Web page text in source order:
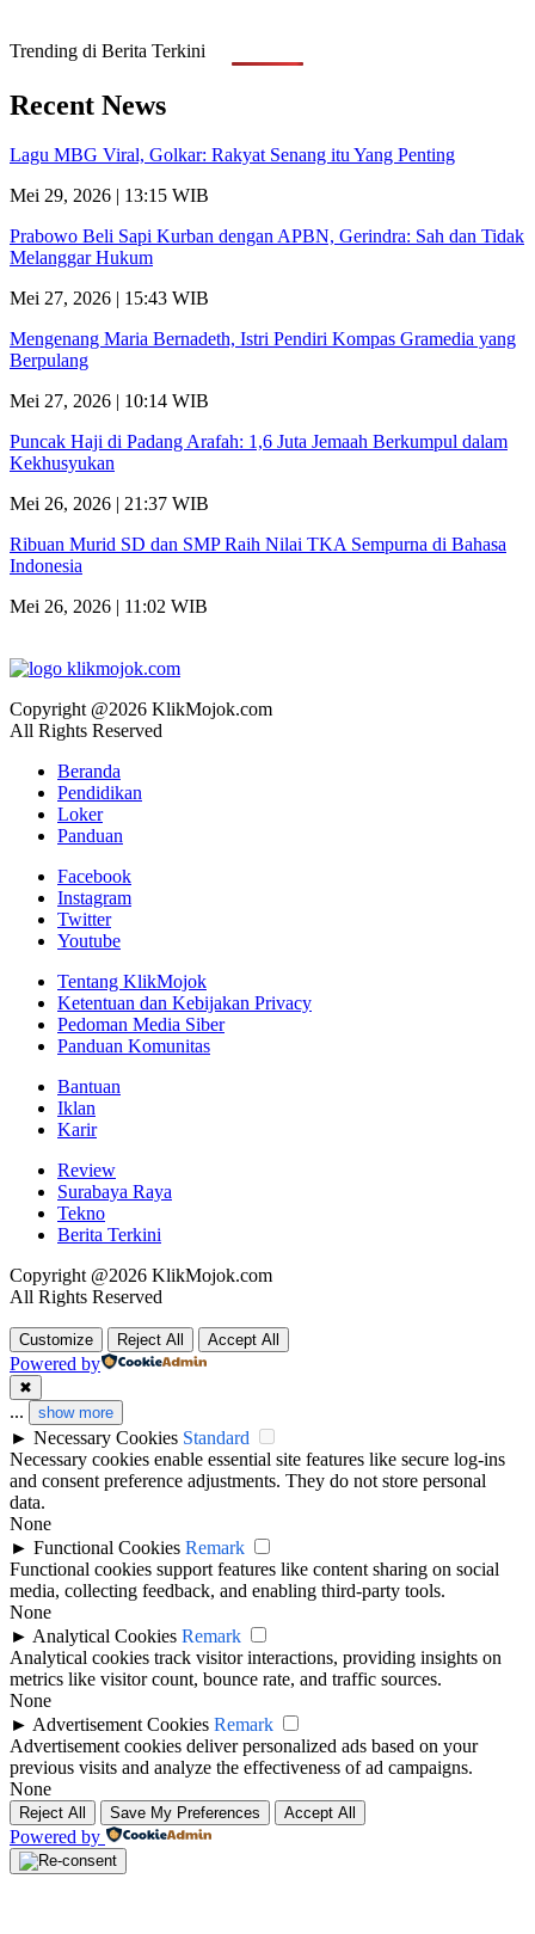
Trending di Berita Terkini
Recent News
Lagu MBG Viral, Golkar: Rakyat Senang itu Yang Penting
Mei 29, 2026 | 13:15 WIB
Prabowo Beli Sapi Kurban dengan APBN, Gerindra: Sah dan Tidak
Melanggar Hukum
Mei 27, 2026 | 15:43 WIB
Mengenang Maria Bernadeth, Istri Pendiri Kompas Gramedia yang
Berpulang
Mei 27, 2026 | 10:14 WIB
Puncak Haji di Padang Arafah: 1,6 Juta Jemaah Berkumpul dalam
Kekhusyukan
Mei 26, 2026 | 21:37 WIB
Ribuan Murid SD dan SMP Raih Nilai TKA Sempurna di Bahasa
Indonesia
Mei 26, 2026 | 11:02 WIB
Copyright @2026 KlikMojok.com
All Rights Reserved
Beranda
Pendidikan
Loker
Panduan
Facebook
Instagram
Twitter
Youtube
Tentang KlikMojok
Ketentuan dan Kebijakan Privacy
Pedoman Media Siber
Panduan Komunitas
Bantuan
Iklan
Karir
Review
Surabaya Raya
Tekno
Berita Terkini
Copyright @2026 KlikMojok.com
All Rights Reserved
Customize Reject All Accept All
Powered by
✖
... show more
► Necessary Cookies Standard
Necessary cookies enable essential site features like secure log-ins
and consent preference adjustments. They do not store personal
data.
None
► Functional Cookies Remark
Functional cookies support features like content sharing on social
media, collecting feedback, and enabling third-party tools.
None
► Analytical Cookies Remark
Analytical cookies track visitor interactions, providing insights on
metrics like visitor count, bounce rate, and traffic sources.
None
► Advertisement Cookies Remark
Advertisement cookies deliver personalized ads based on your
previous visits and analyze the effectiveness of ad campaigns.
None
Reject All Save My Preferences Accept All
Powered by